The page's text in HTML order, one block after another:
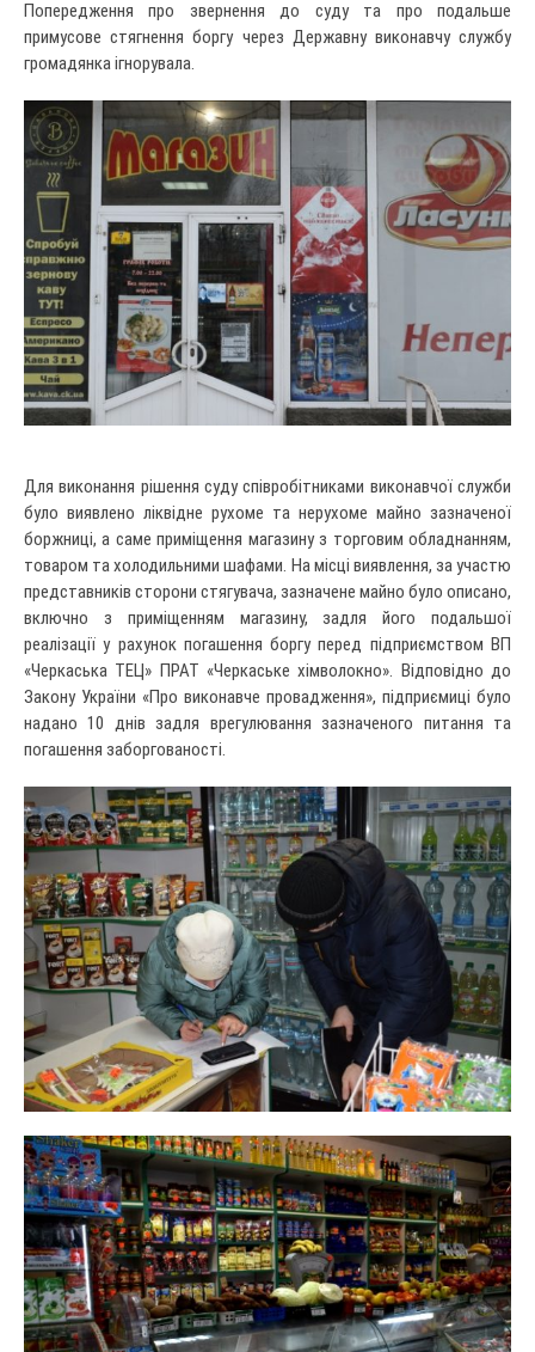
Попередження про звернення до суду та про подальше
примусове стягнення боргу через Державну виконавчу службу
громадянка ігнорувала.
Для виконання рішення суду співробітниками виконавчої служби
було виявлено ліквідне рухоме та нерухоме майно зазначеної
боржниці, а саме приміщення магазину з торговим обладнанням,
товаром та холодильними шафами. На місці виявлення, за участю
представників сторони стягувача, зазначене майно було описано,
включно з приміщенням магазину, задля його подальшої
реалізації у рахунок погашення боргу перед підприємством ВП
«Черкаська ТЕЦ» ПРАТ «Черкаське хімволокно». Відповідно до
Закону України «Про виконавче провадження», підприємиці було
надано 10 днів задля врегулювання зазначеного питання та
погашення заборгованості.